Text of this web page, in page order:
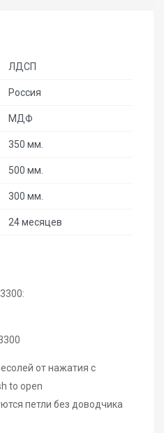
ЛДСП
Россия
МДФ
350 мм.
500 мм.
300 мм.
24 месяцев
от нажатия с
to open
петли без доводчика